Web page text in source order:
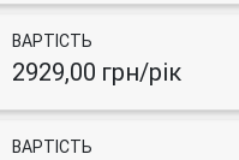
ВАРТІСТЬ
2929,00 грн/рік
ВАРТІСТЬ